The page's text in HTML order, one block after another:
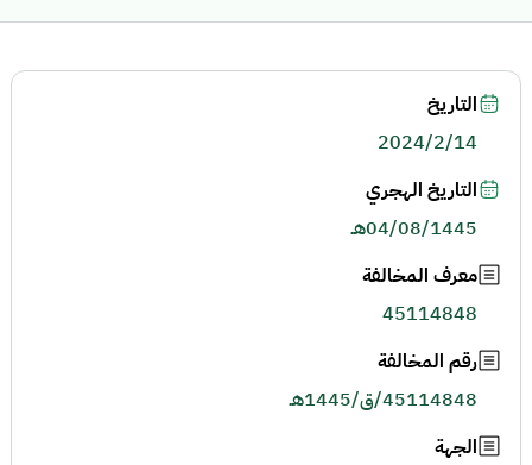
التاريخ
2024/2/14
التاريخ الهجري
04/08/1445هـ
معرف المخالفة
45114848
رقم المخالفة
45114848/ق/1445هـ
الجهة